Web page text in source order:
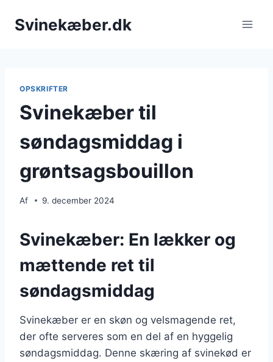
Svinekæber.dk
OPSKRIFTER
Svinekæber til
søndagsmiddag i
grøntsagsbouillon
Af 9. december 2024
Svinekæber: En lækker og
mættende ret til
søndagsmiddag
Svinekæber er en skøn og velsmagende ret,
der ofte serveres som en del af en hyggelig
søndagsmiddag. Denne skæring af svinekød er